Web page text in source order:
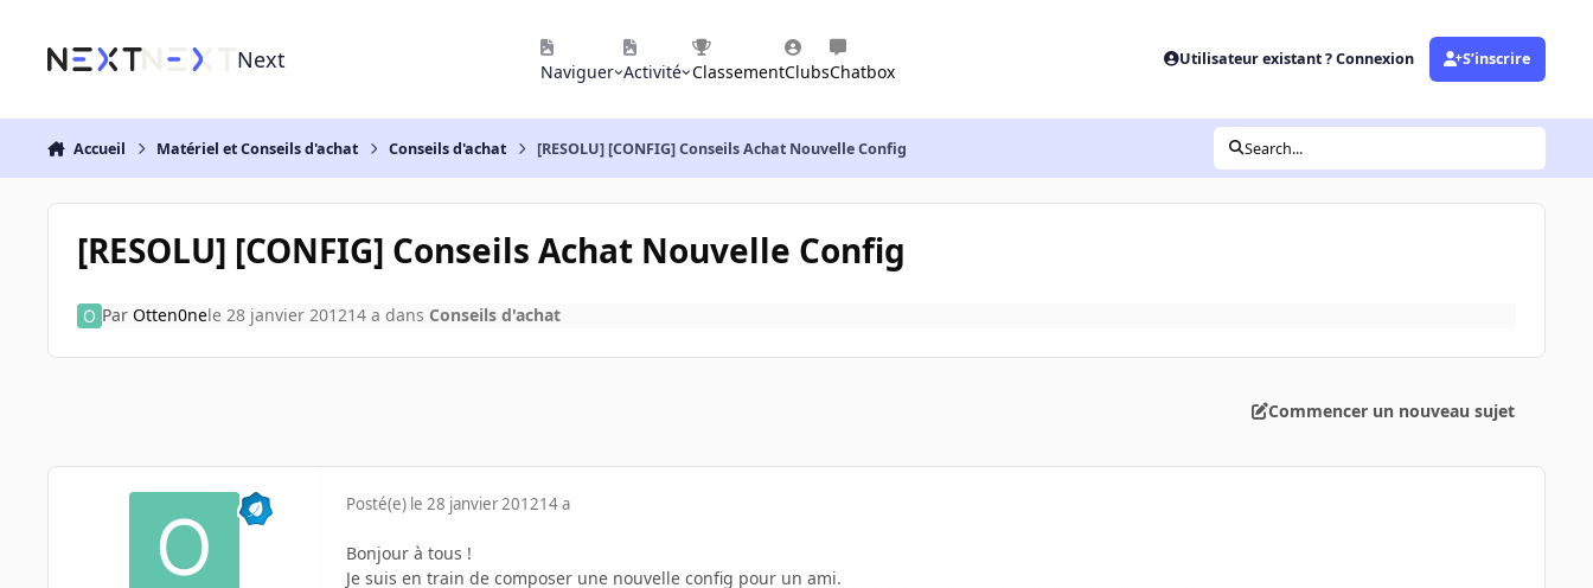
Next Naviguer Activité ClassementClubsChatbox
Utilisateur existant ? Connexion S’inscrire
Accueil Matériel et Conseils d'achat Conseils d'achat [RESOLU] [CONFIG] Conseils Achat Nouvelle Config Search...
[RESOLU] [CONFIG] Conseils Achat Nouvelle Config
Par Otten0nele 28 janvier 201214 a dans Conseils d'achat
Commencer un nouveau sujet
Posté(e) le 28 janvier 201214 a
Bonjour à tous !
Je suis en train de composer une nouvelle config pour un ami.